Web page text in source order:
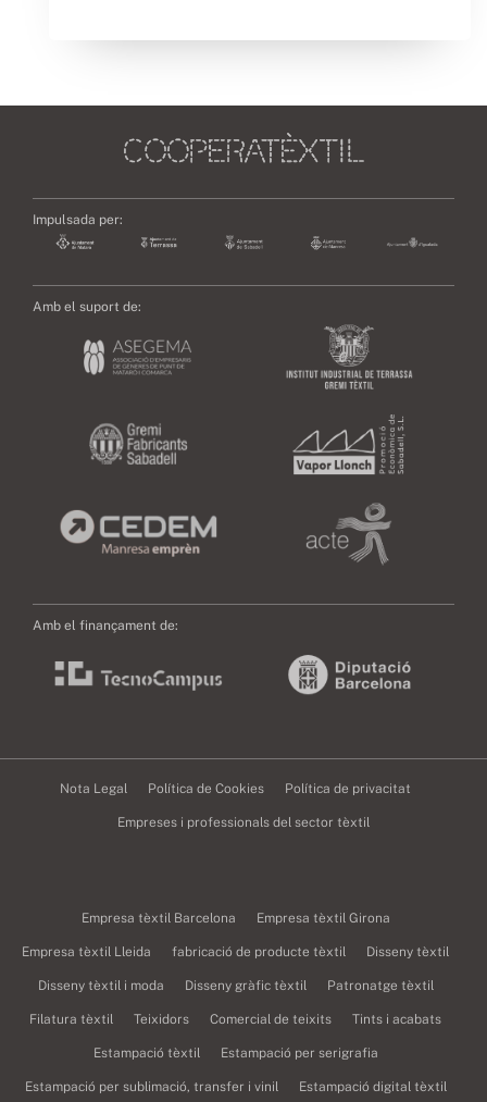
Impulsada per:
Amb el suport de:
Amb el finançament de:
Nota Legal Política de Cookies Política de privacitat
Empreses i professionals del sector tèxtil
Empresa tèxtil Barcelona Empresa tèxtil Girona
Empresa tèxtil Lleida fabricació de producte tèxtil Disseny tèxtil
Disseny tèxtil i moda Disseny gràfic tèxtil Patronatge tèxtil
Filatura tèxtil Teixidors Comercial de teixits Tints i acabats
Estampació tèxtil Estampació per serigrafia
Estampació per sublimació, transfer i vinil Estampació digital tèxtil